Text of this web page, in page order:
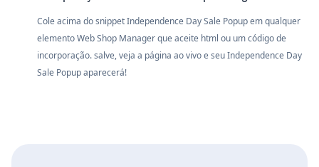
Cole acima do snippet Independence Day Sale Popup em qualquer
elemento Web Shop Manager que aceite html ou um código de
incorporação. salve, veja a página ao vivo e seu Independence Day
Sale Popup aparecerá!